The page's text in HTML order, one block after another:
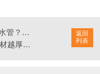
返回
列表
不知道怎么选择放心好水管？国家饮用水管材标准教您妙招
ppr管材壁厚标准,ppr管材越厚越好的说法对不对